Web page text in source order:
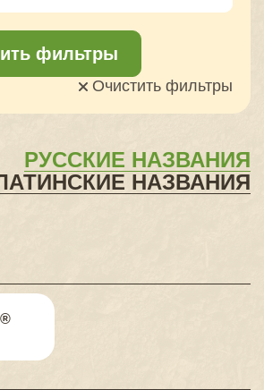
фильтры
Очистить фильтры
РУССКИЕ НАЗВАНИЯ
НАЗВАНИЯ